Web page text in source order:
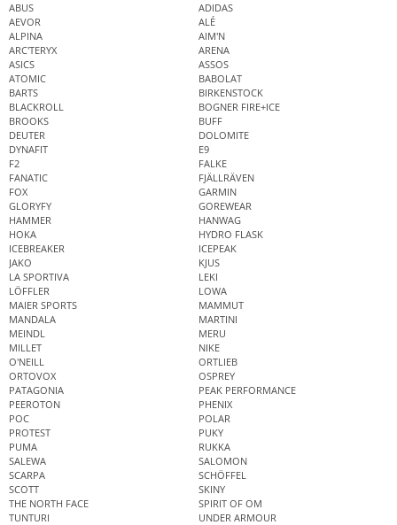
ABUS
ADIDAS
AEVOR
ALÉ
ALPINA
AIM'N
ARC'TERYX
ARENA
ASICS
ASSOS
ATOMIC
BABOLAT
BARTS
BIRKENSTOCK
BLACKROLL
BOGNER FIRE+ICE
BROOKS
BUFF
DEUTER
DOLOMITE
DYNAFIT
E9
F2
FALKE
FANATIC
FJÄLLRÄVEN
FOX
GARMIN
GLORYFY
GOREWEAR
HAMMER
HANWAG
HOKA
HYDRO FLASK
ICEBREAKER
ICEPEAK
JAKO
KJUS
LA SPORTIVA
LEKI
LÖFFLER
LOWA
MAIER SPORTS
MAMMUT
MANDALA
MARTINI
MEINDL
MERU
MILLET
NIKE
O'NEILL
ORTLIEB
ORTOVOX
OSPREY
PATAGONIA
PEAK PERFORMANCE
PEEROTON
PHENIX
POC
POLAR
PROTEST
PUKY
PUMA
RUKKA
SALEWA
SALOMON
SCARPA
SCHÖFFEL
SCOTT
SKINY
THE NORTH FACE
SPIRIT OF OM
TUNTURI
UNDER ARMOUR